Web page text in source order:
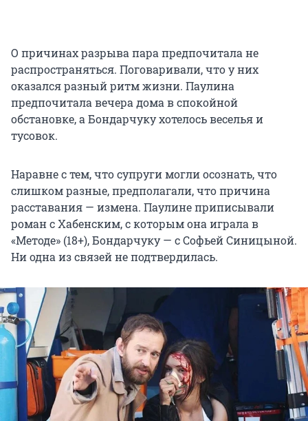
О причинах разрыва пара предпочитала не
распространяться. Поговаривали, что у них
оказался разный ритм жизни. Паулина
предпочитала вечера дома в спокойной
обстановке, а Бондарчуку хотелось веселья и
тусовок.
Наравне с тем, что супруги могли осознать, что
слишком разные, предполагали, что причина
расставания — измена. Паулине приписывали
роман с Хабенским, с которым она играла в
«Методе» (18+), Бондарчуку — с Софьей Синицыной.
Ни одна из связей не подтвердилась.